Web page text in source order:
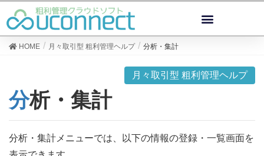
HOME 月々取引型 粗利管理ヘルプ 分析・集計
月々取引型 粗利管理ヘルプ
分析・集計
分析・集計メニューでは、以下の情報の登録・一覧画面を